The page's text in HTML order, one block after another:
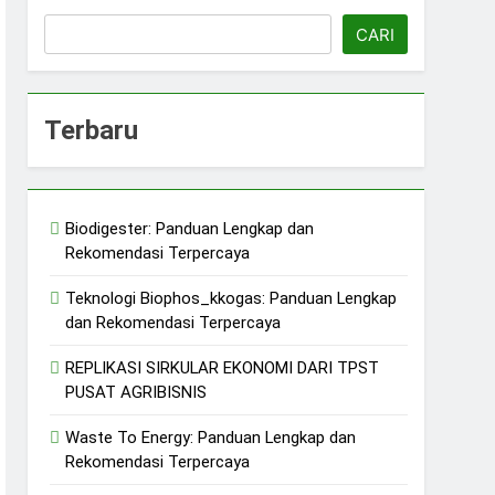
KDMP
CARI
Terbaru
Biodigester: Panduan Lengkap dan
Rekomendasi Terpercaya
Teknologi Biophos_kkogas: Panduan Lengkap
dan Rekomendasi Terpercaya
REPLIKASI SIRKULAR EKONOMI DARI TPST
PUSAT AGRIBISNIS
Waste To Energy: Panduan Lengkap dan
Rekomendasi Terpercaya